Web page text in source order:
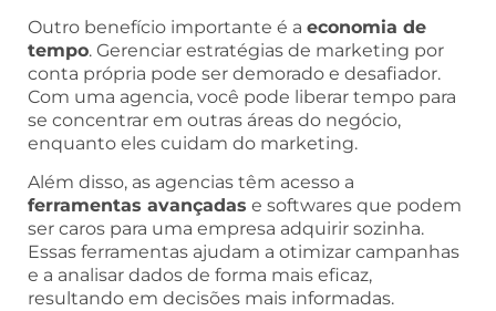
Outro benefício importante é a economia de
tempo. Gerenciar estratégias de marketing por
conta própria pode ser demorado e desafiador.
Com uma agencia, você pode liberar tempo para
se concentrar em outras áreas do negócio,
enquanto eles cuidam do marketing.
Além disso, as agencias têm acesso a
ferramentas avançadas e softwares que podem
ser caros para uma empresa adquirir sozinha.
Essas ferramentas ajudam a otimizar campanhas
e a analisar dados de forma mais eficaz,
resultando em decisões mais informadas.